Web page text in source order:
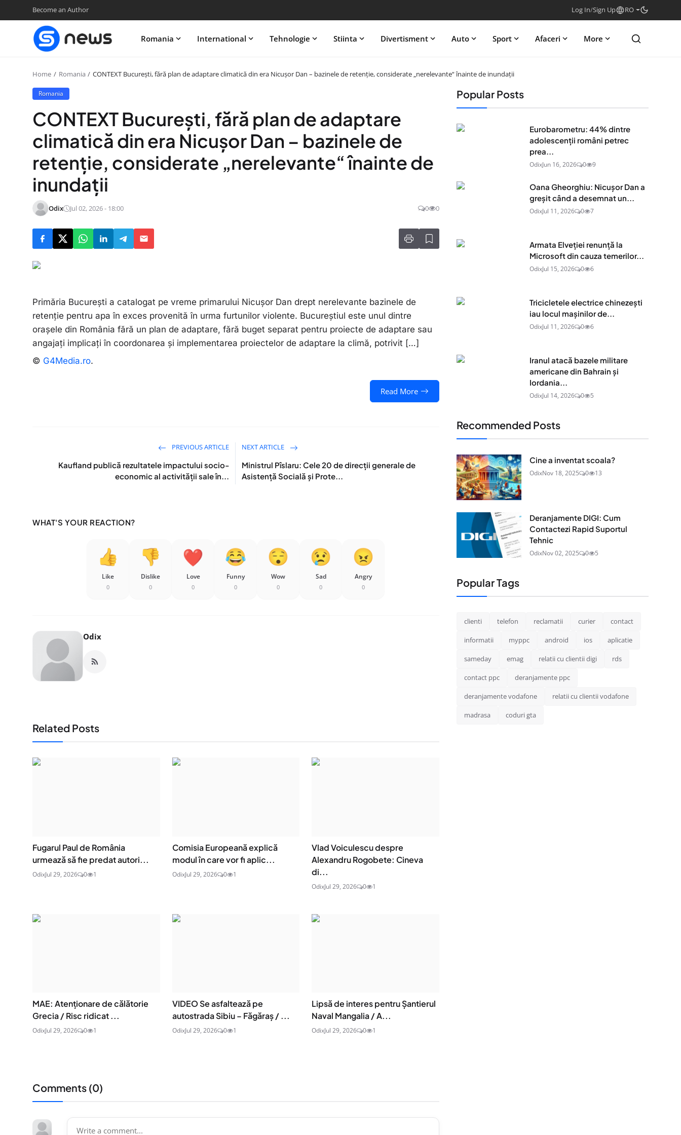
Become an Author Log In/Sign Up RO
Romania International Tehnologie Stiinta Divertisment Auto Sport Afaceri More
Home Romania CONTEXT București, fără plan de adaptare climatică din era Nicușor Dan – bazinele de retenție, considerate „nerelevante“ înainte de inundații
Romania
CONTEXT București, fără plan de adaptare
climatică din era Nicușor Dan – bazinele de
retenție, considerate „nerelevante“ înainte de
inundații
Odix Jul 02, 2026 - 18:00 0 0
Primăria București a catalogat pe vreme primarului Nicușor Dan drept nerelevante bazinele de
retenție pentru apa în exces provenită în urma furtunilor violente. Bucureștiul este unul dintre
orașele din România fără un plan de adaptare, fără buget separat pentru proiecte de adaptare sau
angajați implicați în coordonarea și implementarea proiectelor de adaptare la climă, potrivit […]
© G4Media.ro.
Read More
PREVIOUS ARTICLE
Kaufland publică rezultatele impactului socio-
economic al activității sale în...
NEXT ARTICLE
Ministrul Pîslaru: Cele 20 de direcții generale de
Asistență Socială și Prote...
WHAT'S YOUR REACTION?
Like
0
Dislike
0
Love
0
Funny
0
Wow
0
Sad
0
Angry
0
Odix
Related Posts
Fugarul Paul de România
urmează să fie predat autori...
OdixJul 29, 2026 0 1
Comisia Europeană explică
modul în care vor fi aplic...
OdixJul 29, 2026 0 1
Vlad Voiculescu despre
Alexandru Rogobete: Cineva
di...
OdixJul 29, 2026 0 1
MAE: Atenţionare de călătorie
Grecia / Risc ridicat ...
OdixJul 29, 2026 0 1
VIDEO Se asfaltează pe
autostrada Sibiu – Făgăraș / ...
OdixJul 29, 2026 0 1
Lipsă de interes pentru Șantierul
Naval Mangalia / A...
OdixJul 29, 2026 0 1
Comments (0)
Popular Posts
Eurobarometru: 44% dintre
adolescenţii români petrec
prea...
OdixJun 16, 2026 0 9
Oana Gheorghiu: Nicușor Dan a
greșit când a desemnat un...
OdixJul 11, 2026 0 7
Armata Elveției renunță la
Microsoft din cauza temerilor...
OdixJul 15, 2026 0 6
Tricicletele electrice chinezești
iau locul mașinilor de...
OdixJul 11, 2026 0 6
Iranul atacă bazele militare
americane din Bahrain și
Iordania...
OdixJul 14, 2026 0 5
Recommended Posts
Cine a inventat scoala?
OdixNov 18, 2025 0 13
Deranjamente DIGI: Cum
Contactezi Rapid Suportul
Tehnic
OdixNov 02, 2025 0 5
Popular Tags
clienti telefon reclamatii curier contact
informatii myppc android ios aplicatie
sameday emag relatii cu clientii digi rds
contact ppc deranjamente ppc
deranjamente vodafone relatii cu clientii vodafone
madrasa coduri gta